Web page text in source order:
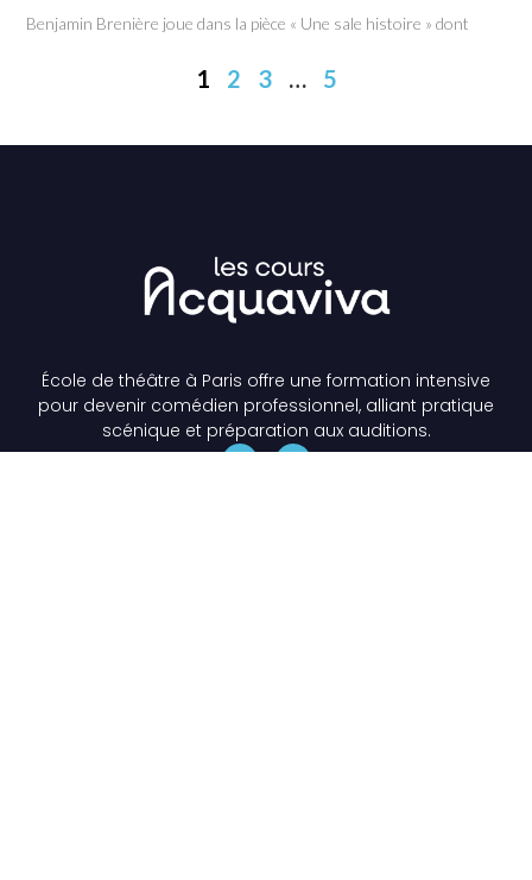
Benjamin Brenière joue dans la pièce « Une sale histoire » dont
1 2 3 … 5
École de théâtre à Paris offre une formation intensive
pour devenir comédien professionnel, alliant pratique
scénique et préparation aux auditions.